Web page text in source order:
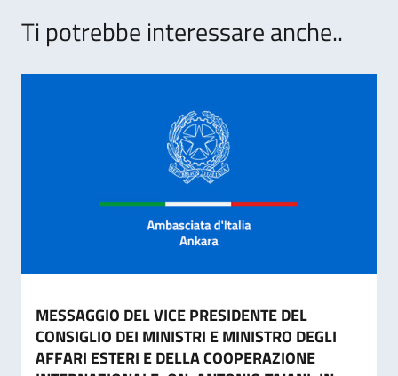
Ti potrebbe interessare anche..
MESSAGGIO DEL VICE PRESIDENTE DEL
CONSIGLIO DEI MINISTRI E MINISTRO DEGLI
AFFARI ESTERI E DELLA COOPERAZIONE